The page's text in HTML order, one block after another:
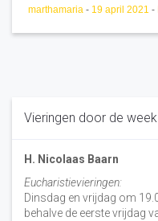
marthamaria - 19 april 2021 -
Vieringen door de week
H. Nicolaas Baarn
Eucharistievieringen:
Dinsdag en vrijdag om
behalve de eerste vrijdag